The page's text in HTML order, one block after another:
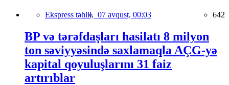
Ekspress təhlil, 07 avqust, 00:03 642
BP və tərəfdaşları hasilatı 8 milyon
ton səviyyəsində saxlamaqla AÇG-yə
kapital qoyuluşlarını 31 faiz
artırıblar